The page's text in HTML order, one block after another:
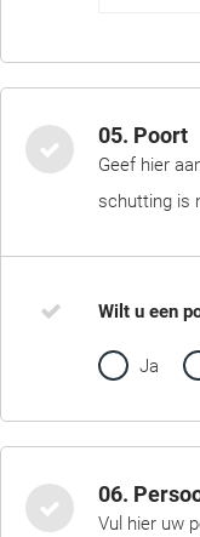
05. Poort
Geef hier
schutting is
Wilt u een
Ja
06.
Vul hier uw